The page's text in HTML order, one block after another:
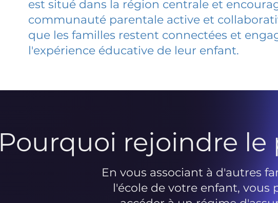
est situé dans la région centrale et
communauté parentale active et
que les familles restent connectées et
l'expérience éducative de leur enfant.
Pourquoi rejoindre
En vous associant à d'autres
l'école de votre enfant, vous